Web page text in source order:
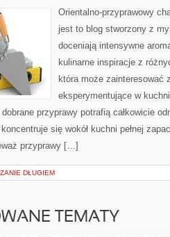
Orientalno-przyprawowy
jest to blog stworzony z
doceniają intensywne
kulinarne inspiracje z
która może zainteresować
eksperymentujące w
przyprawy potrafią całkowicie
się wokół kuchni pełnej
przyprawy […]
DŁUGIEM
TEMATY